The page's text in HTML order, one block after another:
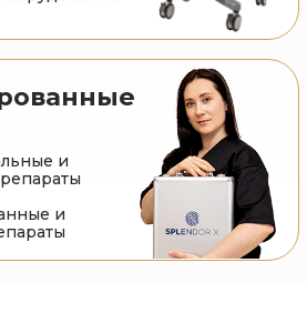
от6000₽
разлаживание морщин
SMAS-лифтинг